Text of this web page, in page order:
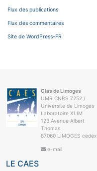
Flux des publications
Flux des commentaires
Site de WordPress-FR
Clas de Limoges
UMR CNRS 7252 /
Université de Limoges
Laboratoire XLIM
123 Avenue Albert
Thomas
87060 LIMOGES cedex
e-mail
LE CAES